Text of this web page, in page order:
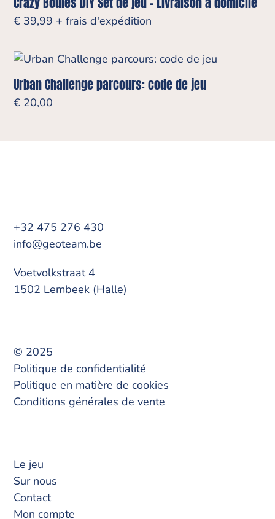
€ 39,99 + frais d'expédition
Urban Challenge parcours: code de jeu
€ 20,00
+32 475 276 430
info@geoteam.be
Voetvolkstraat 4
1502 Lembeek (Halle)
© 2025
Politique de confidentialité
Politique en matière de cookies
Conditions générales de vente
Le jeu
Sur nous
Contact
Mon compte